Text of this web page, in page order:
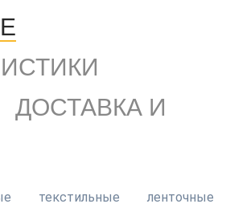
ДОСТАВКА И
текстильные ленточные